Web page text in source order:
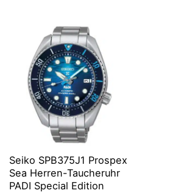
Seiko SPB375J1 Prospex
Sea Herren-Taucheruhr
PADI Special Edition